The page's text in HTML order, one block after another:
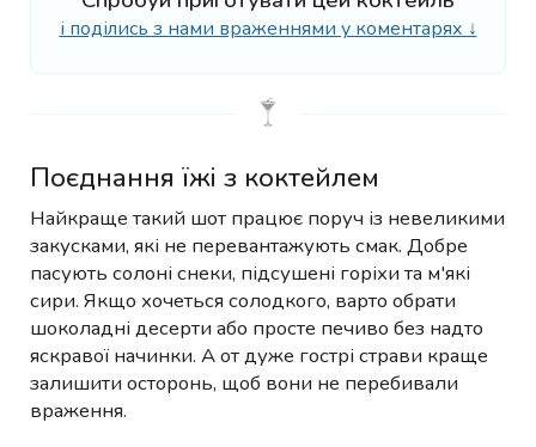
і поділись з нами враженнями у коментарях ↓
Поєднання їжі з коктейлем
Найкраще такий шот працює поруч із невеликими
закусками, які не перевантажують смак. Добре
пасують солоні снеки, підсушені горіхи та м'які
сири. Якщо хочеться солодкого, варто обрати
шоколадні десерти або просте печиво без надто
яскравої начинки. А от дуже гострі страви краще
залишити осторонь, щоб вони не перебивали
враження.